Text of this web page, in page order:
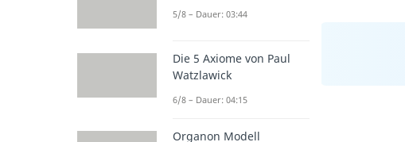
5/8 – Dauer: 03:44
Die 5 Axiome von Paul
Watzlawick
6/8 – Dauer: 04:15
Organon Modell